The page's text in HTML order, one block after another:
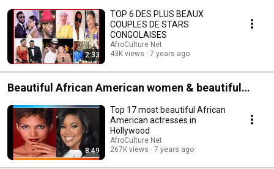
COUPLES)
2:33
TOP 6 DES PLUS BEAUX
COUPLES DE STARS
CONGOLAISES
AfroCulture Net
43K views
7 years ago
Beautiful African American women & beautiful
Afro-latina
8:49
Top 17 most beautiful African
American actresses in
Hollywood
AfroCulture Net
267K views
7 years ago